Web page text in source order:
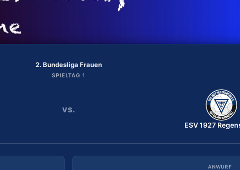
2. Bundesliga Frauen
SPIELTAG 1
vs.
ESV 1927
ANWURF
2. Bundesliga Frauen
SPIELTAG 2
ESV 1927
vs.
DATUM